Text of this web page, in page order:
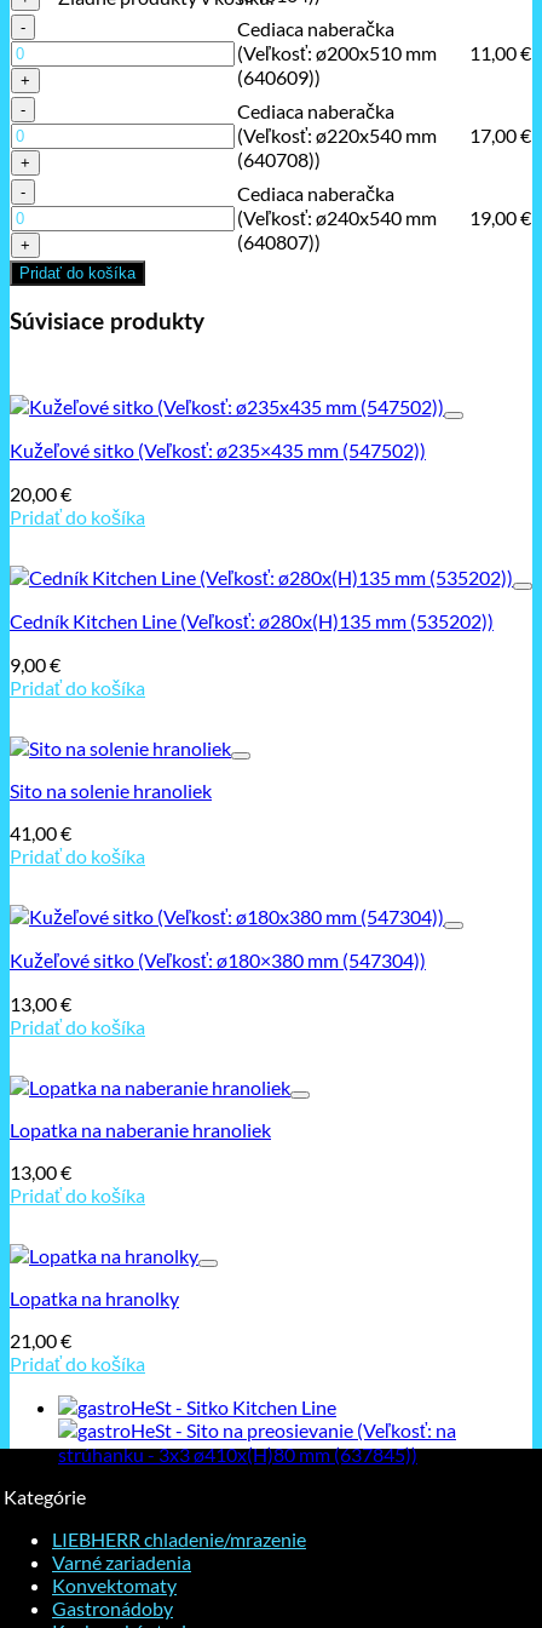
(Veľkosť:
ø100x310
množstvo
Cediaca
naberačka
(Veľkosť:
ø200x510
Cediaca naberačka
(Veľkosť: ø200x510 mm
(640609))
11,00€
množstvo
Cediaca
naberačka
(Veľkosť:
ø220x540
Cediaca naberačka
(Veľkosť: ø220x540 mm
(640708))
17,00€
množstvo
Cediaca
naberačka
(Veľkosť:
ø240x540
(640807))
Cediaca naberačka
(Veľkosť: ø240x540 mm
(640807))
19,00€
Pridať do košíka
Súvisiace produkty
Kužeľové sitko (Veľkosť: ø235×435 mm (547502))
20,00€
Pridať do košíka
Cedník Kitchen Line (Veľkosť: ø280x(H)135 mm (535202))
9,00€
Pridať do košíka
Sito na solenie hranoliek
41,00€
Pridať do košíka
Kužeľové sitko (Veľkosť: ø180×380 mm (547304))
13,00€
Pridať do košíka
Lopatka na naberanie hranoliek
13,00€
Pridať do košíka
Lopatka na hranolky
21,00€
Pridať do košíka
Kategórie
LIEBHERR chladenie/mrazenie
Varné zariadenia
Konvektomaty
Gastronádoby